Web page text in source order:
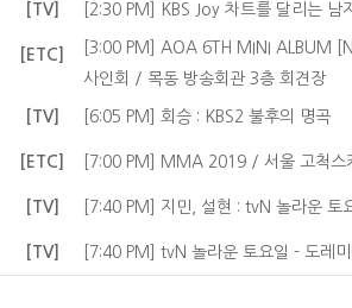
[TV] [2:30 PM] KBS Joy 차트를 달리는 남
[ETC]
[3:00 PM] AOA 6TH MINI ALBUM
사인회 / 목동 방송회관 3층 회견장
[TV] [6:05 PM] 회승 : KBS2 불후의 명곡
[ETC] [7:00 PM] MMA 2019 / 서울 고척스
[TV] [7:40 PM] 지민, 설현 : tvN 놀라운 토
[TV] [7:40 PM] tvN 놀라운 토요일 - 도레